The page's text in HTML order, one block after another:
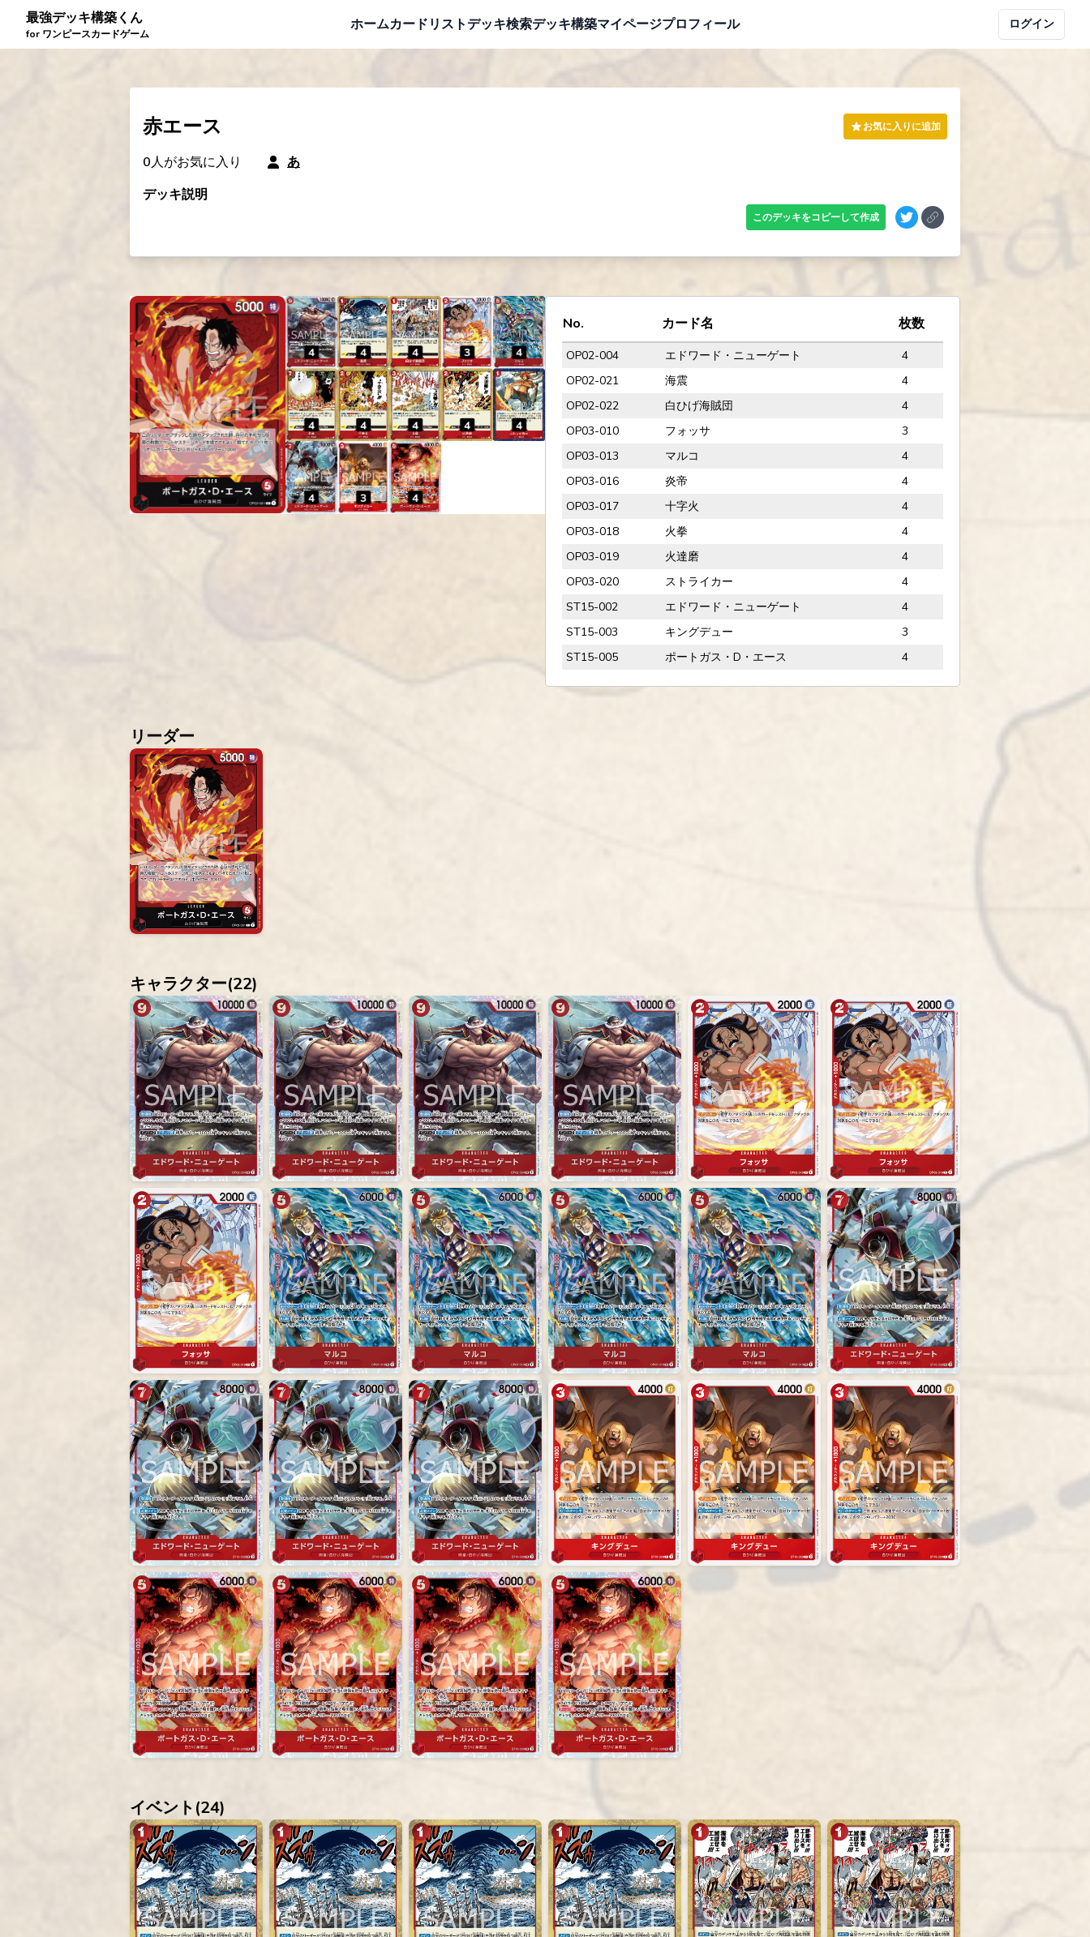
最強デッキ構築くん
for ワンピースカードゲーム
ホームカードリストデッキ検索デッキ構築マイページプロフィール ログイン
赤エース お気に入りに追加
0人がお気に入り
あ
デッキ説明
このデッキをコピーして作成
No. カード名 枚数
OP02-004 エドワード・ニューゲート
4
OP02-021
海震
4
OP02-022
白ひげ海賊団
4
OP03-010
フォッサ
3
OP03-013
マルコ
4
OP03-016
炎帝
4
OP03-017
十字火
4
OP03-018
火拳
4
OP03-019
火達磨
4
OP03-020
ストライカー
4
ST15-002
エドワード・ニューゲート
4
ST15-003
キングデュー
3
ST15-005
ポートガス・D・エース 4
リーダー
キャラクター(22)
イベント(24)